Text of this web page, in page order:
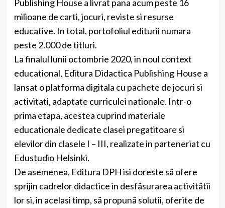
Publishing House a livrat pana acum peste 16
milioane de carti, jocuri, reviste si resurse
educative. In total, portofoliul editurii numara
peste 2.000 de titluri.
La finalul lunii octombrie 2020, in noul context
educational, Editura Didactica Publishing House a
lansat o platforma digitala cu pachete de jocuri si
activitati, adaptate curriculei nationale. Intr-o
prima etapa, acestea cuprind materiale
educationale dedicate clasei pregatitoare si
elevilor din clasele I – III, realizate in parteneriat cu
Edustudio Helsinki.
De asemenea, Editura DPH isi doreste sã ofere
sprijin cadrelor didactice in desfãsurarea activitãtii
lor si, in acelasi timp, sã propunã solutii, oferite de